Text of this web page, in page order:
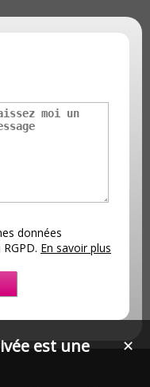
données
En savoir plus
✕
est une